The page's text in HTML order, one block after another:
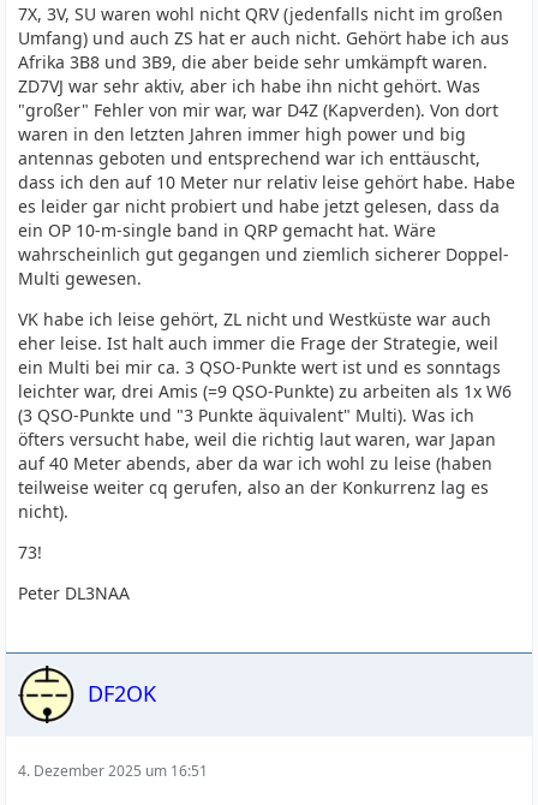
7X, 3V, SU waren wohl nicht QRV (jedenfalls nicht im großen
Umfang) und auch ZS hat er auch nicht. Gehört habe ich aus
Afrika 3B8 und 3B9, die aber beide sehr umkämpft waren.
ZD7VJ war sehr aktiv, aber ich habe ihn nicht gehört. Was
"großer" Fehler von mir war, war D4Z (Kapverden). Von dort
waren in den letzten Jahren immer high power und big
antennas geboten und entsprechend war ich enttäuscht,
dass ich den auf 10 Meter nur relativ leise gehört habe. Habe
es leider gar nicht probiert und habe jetzt gelesen, dass da
ein OP 10-m-single band in QRP gemacht hat. Wäre
wahrscheinlich gut gegangen und ziemlich sicherer Doppel-
Multi gewesen.
VK habe ich leise gehört, ZL nicht und Westküste war auch
eher leise. Ist halt auch immer die Frage der Strategie, weil
ein Multi bei mir ca. 3 QSO-Punkte wert ist und es sonntags
leichter war, drei Amis (=9 QSO-Punkte) zu arbeiten als 1x W6
(3 QSO-Punkte und "3 Punkte äquivalent" Multi). Was ich
öfters versucht habe, weil die richtig laut waren, war Japan
auf 40 Meter abends, aber da war ich wohl zu leise (haben
teilweise weiter cq gerufen, also an der Konkurrenz lag es
nicht).
73!
Peter DL3NAA
DF2OK
4. Dezember 2025 um 16:51